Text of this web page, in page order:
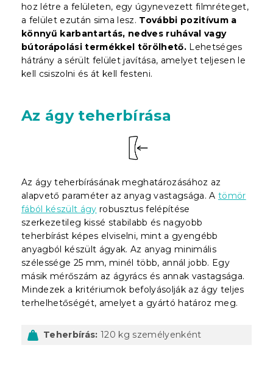
hoz létre a felületen, egy úgynevezett filmréteget,
a felület ezután sima lesz. További pozitívum a
könnyű karbantartás, nedves ruhával vagy
bútorápolási termékkel törölhető. Lehetséges
hátrány a sérült felület javítása, amelyet teljesen le
kell csiszolni és át kell festeni.
Az ágy teherbírása
Az ágy teherbírásának meghatározásához az
alapvető paraméter az anyag vastagsága. A tömör
fából készült ágy robusztus felépítése
szerkezetileg kissé stabilabb és nagyobb
teherbírást képes elviselni, mint a gyengébb
anyagból készült ágyak. Az anyag minimális
szélessége 25 mm, minél több, annál jobb. Egy
másik mérőszám az ágyrács és annak vastagsága.
Mindezek a kritériumok befolyásolják az ágy teljes
terhelhetőségét, amelyet a gyártó határoz meg.
Teherbírás: 120 kg személyenként